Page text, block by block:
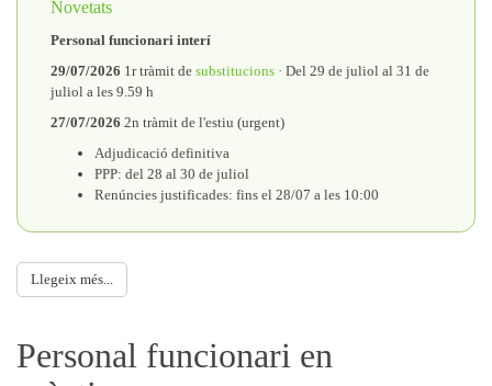
Novetats
Personal funcionari interí
29/07/2026 1r tràmit de substitucions · Del 29 de juliol al 31 de
juliol a les 9.59 h
27/07/2026 2n tràmit de l'estiu (urgent)
Adjudicació definitiva
PPP: del 28 al 30 de juliol
Renúncies justificades: fins el 28/07 a les 10:00
Llegeix més...
Personal funcionari en